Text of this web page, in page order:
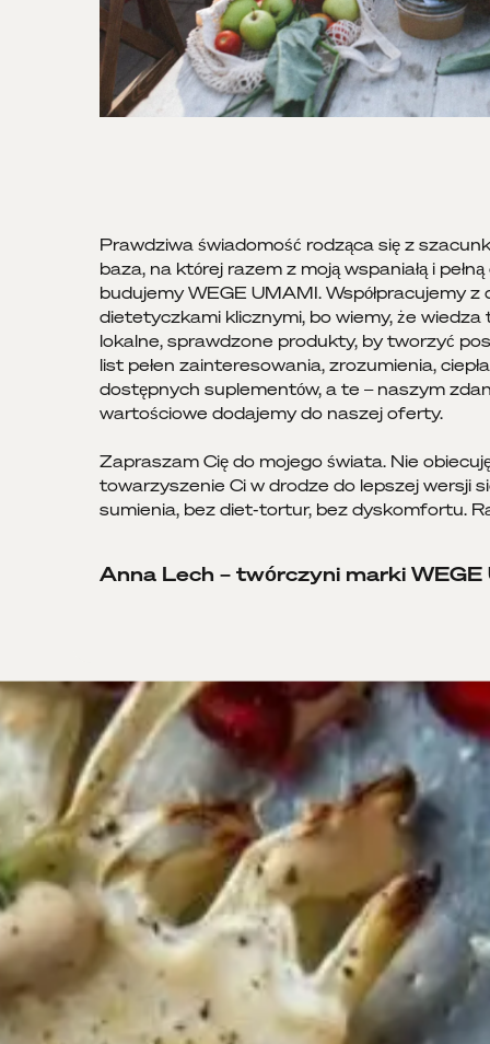
Prawdziwa świadomość rodząca się z
baza, na której razem z moją wspaniałą i
budujemy WEGE UMAMI. Współpracujemy z
dietetyczkami klicznymi, bo wiemy, że wiedza
lokalne, sprawdzone produkty, by tworzyć
list pełen zainteresowania, zrozumienia,
dostępnych suplementów, a te – naszym
wartościowe dodajemy do naszej oferty.
Zapraszam Cię do mojego świata. Nie
towarzyszenie Ci w drodze do lepszej wersji
sumienia, bez diet-tortur, bez dyskomfortu.
Anna Lech – twórczyni marki WEGE